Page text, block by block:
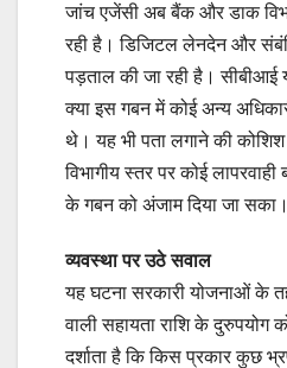
जांच एजेंसी अब बैंक और डाक
रही है। डिजिटल लेनदेन और
पड़ताल की जा रही है। सीबीआई
क्या इस गबन में कोई अन्य
थे। यह भी पता लगाने की कोशिश
विभागीय स्तर पर कोई
के गबन को अंजाम दिया जा सका।
व्यवस्था पर उठे सवाल
यह घटना सरकारी योजनाओं के
वाली सहायता राशि के दुरुपयोग
दर्शाता है कि किस प्रकार कुछ